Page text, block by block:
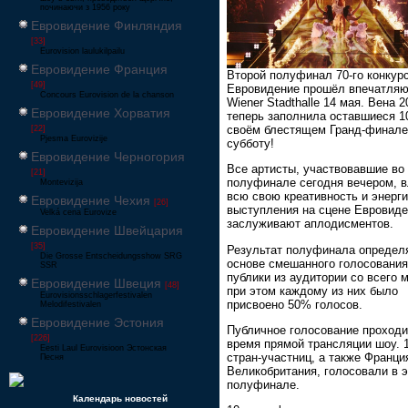
починаючи з 1956 року
Евровидение Финляндия
[33]
Eurovision laulukilpailu
Евровидение Франция
[49]
Concours Eurovision de la chanson
Евровидение Хорватия
[22]
Pjesma Eurovizije
Евровидение Черногория
[21]
Montevizija
Евровидение Чехия [26]
Velká cena Eurovize
Евровидение Швейцария
[35]
Die Grosse Entscheidungsshow SRG
SSR
Евровидение Швеция [48]
Eurovisionsschlagerfestivalen
Melodifestivalen
Евровидение Эстония
[226]
Eesti Laul Eurovisioon Эстонская
Песня
Календарь новостей
Второй полуфинал 70-го
Евровидение прошёл
Wiener Stadthalle 14 мая. Вена
теперь заполнила оставшиеся
своём блестящем Гранд-
субботу!
Все артисты, участвовавшие во
полуфинале сегодня вечером,
всю свою креативность и
выступления на сцене
заслуживают аплодисментов.
Результат полуфинала
основе смешанного
публики из аудитории со всего
при этом каждому из них было
присвоено 50% голосов.
Публичное голосование
время прямой трансляции шоу.
стран-участниц, а также
Великобритания, голосовали в
полуфинале.